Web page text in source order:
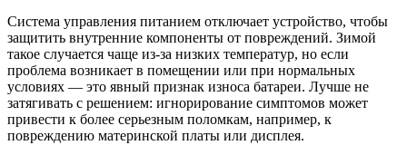
Система управления питанием отключает устройство, чтобы
защитить внутренние компоненты от повреждений. Зимой
такое случается чаще из-за низких температур, но если
проблема возникает в помещении или при нормальных
условиях — это явный признак износа батареи. Лучше не
затягивать с решением: игнорирование симптомов может
привести к более серьезным поломкам, например, к
повреждению материнской платы или дисплея.